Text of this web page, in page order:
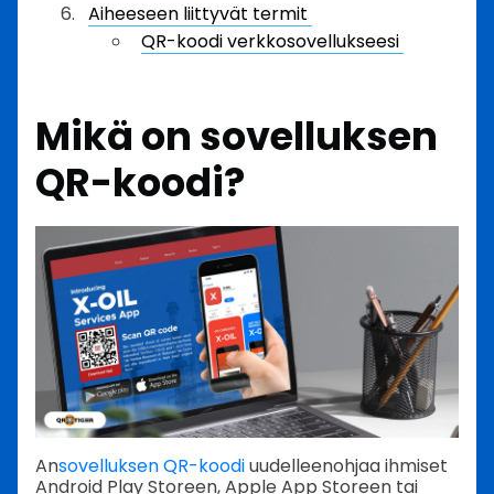
Aiheeseen liittyvät termit
QR-koodi verkkosovellukseesi
Mikä on sovelluksen
QR-koodi?
Ansovelluksen QR-koodiuudelleenohjaa ihmiset
Android Play Storeen, Apple App Storeen tai